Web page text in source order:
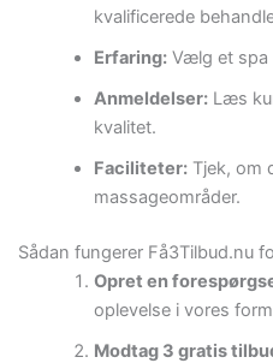
kvalificerede
Erfaring: Vælg et spa
Anmeldelser: Læs
kvalitet.
Faciliteter: Tjek, om
massageområder.
Sådan fungerer Få3Tilbud.nu
Opret en
oplevelse i vores
Modtag 3 gratis